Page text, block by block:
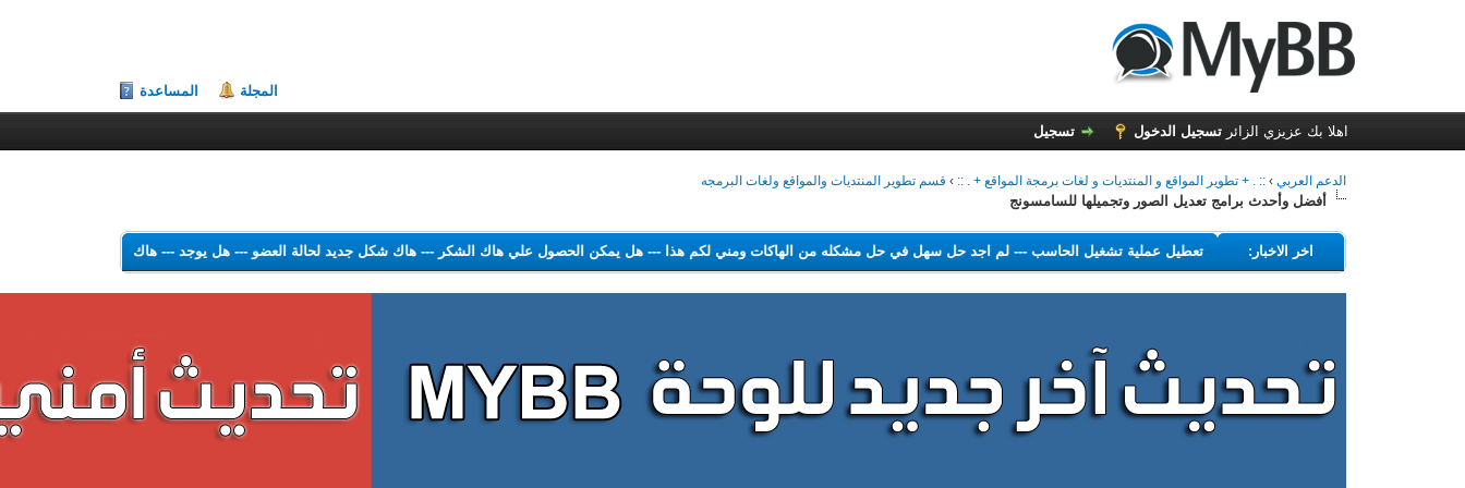
المجلة المساعدة
اهلا بك عزيزي الزائر تسجيل الدخول تسجيل
الدعم العربي ›:: . + تطوير المواقع و المنتديات و لغات برمجة المواقع + . :: › قسم تطوير المنتديات والمواقع ولغات البرمجه
أفضل وأحدث برامج تعديل الصور وتجميلها للسامسونج
اخر الاخبار:
--- البرامج التي تهدف إلى تعطيل عملية تشغيل الحاسب---لم اجد حل سهل في حل مشكله من الهاكات ومني لكم هذا---هل يمكن الحصول علي هاك الشكر ---هاك شكل جديد لحالة العضو---هل يوجد